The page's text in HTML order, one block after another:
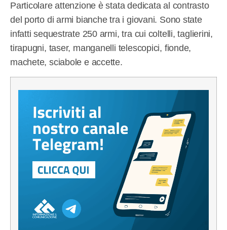
Particolare attenzione è stata dedicata al contrasto
del porto di armi bianche tra i giovani. Sono state
infatti sequestrate 250 armi, tra cui coltelli, taglierini,
tirapugni, taser, manganelli telescopici, fionde,
machete, sciabole e accette.